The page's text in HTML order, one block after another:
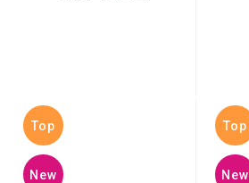
Top
New
Top
New